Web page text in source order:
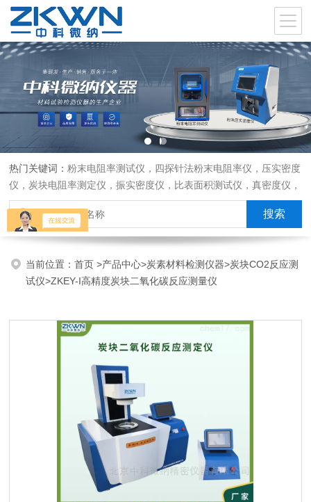
热门关键词：粉末电阻率测试仪，四探针法粉末电阻率仪，压实密度
仪，炭块电阻率测定仪，振实密度仪，比表面积测试仪，真密度仪，
炭块热膨胀仪，炭块透气率仪，炭块二氧化碳反应测定仪
当前位置：首页>产品中心>炭素材料检测仪器>炭块CO2反应测
试仪>ZKEY-I高精度炭块二氧化碳反应测量仪